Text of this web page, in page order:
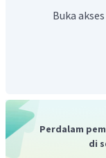
lebih rendah.
Data interval
data
mempunyai
Data rasio
dengan data
Buka
Perdalam
di